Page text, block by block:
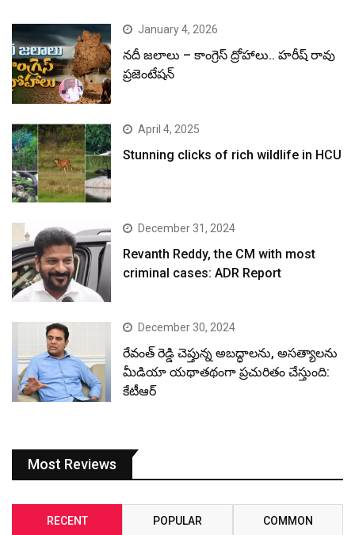
January 4, 2026
నదీ జలాలు – కాంగ్రెస్ ద్రోహాలు.. హరీష్ రావు
ప్రజెంటేషన్
April 4, 2025
Stunning clicks of rich wildlife in HCU
December 31, 2024
Revanth Reddy, the CM with most
criminal cases: ADR Report
December 30, 2024
రేవంత్ రెడ్డి చెప్తున్న అబద్ధాలను, అసత్యాలను
మీడియా యథాతథంగా ప్రచురితం చేస్తుంది:
కేటీఆర్
Most Reviews
RECENT POPULAR COMMON